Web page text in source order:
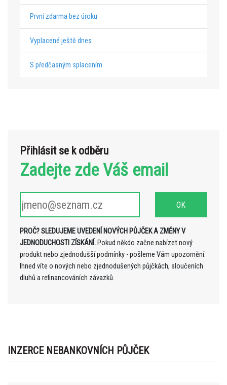
První zdarma bez úroku
Vyplacené ještě dnes
S předčasným splacením
Přihlásit se k odběru
Zadejte zde Váš email
PROČ? SLEDUJEME UVEDENÍ NOVÝCH PŮJČEK A ZMĚNY V
JEDNODUCHOSTI ZÍSKÁNÍ. Pokud někdo začne nabízet nový
produkt nebo zjednodušší podmínky - pošleme Vám upozornění.
Ihned víte o nových nebo zjednodušených půjčkách, sloučeních
dluhů a refinancováních závazků.
INZERCE NEBANKOVNÍCH PŮJČEK